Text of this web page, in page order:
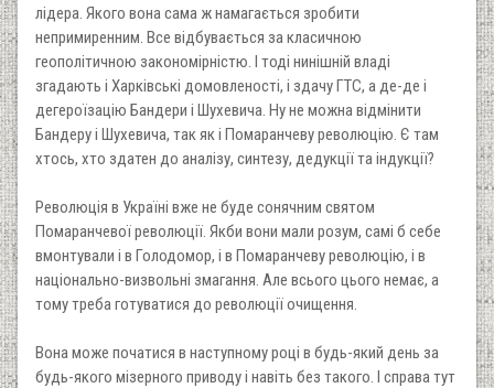
лідера. Якого вона сама ж намагається зробити
непримиренним. Все відбувається за класичною
геополітичною закономірністю. І тоді нинішній владі
згадають і Харківські домовленості, і здачу ГТС, а де-де і
дегероїзацію Бандери і Шухевича. Ну не можна відмінити
Бандеру і Шухевича, так як і Помаранчеву революцію. Є там
хтось, хто здатен до аналізу, синтезу, дедукції та індукції?
Революція в Україні вже не буде сонячним святом
Помаранчевої революції. Якби вони мали розум, самі б себе
вмонтували і в Голодомор, і в Помаранчеву революцію, і в
національно-визвольні змагання. Але всього цього немає, а
тому треба готуватися до революції очищення.
Вона може початися в наступному році в будь-який день за
будь-якого мізерного приводу і навіть без такого. І справа тут